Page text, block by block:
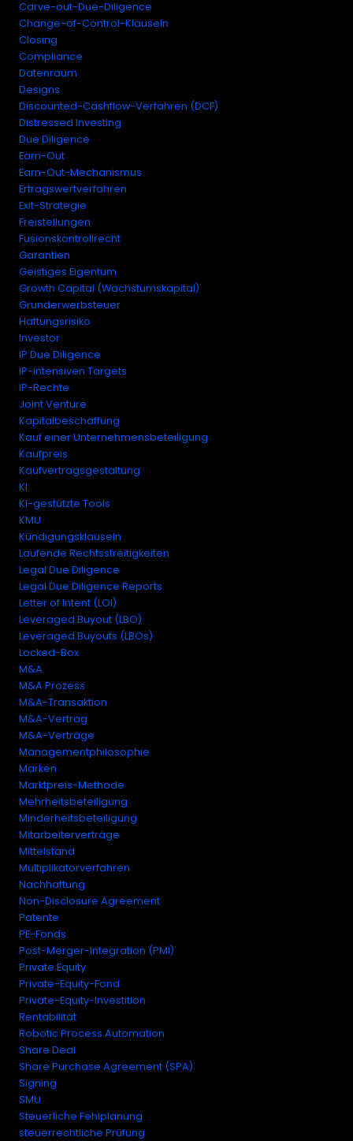
Carve-out-Due-Diligence
Change-of-Control-Klauseln
Closing
Compliance
Datenraum
Designs
Discounted-Cashflow-Verfahren (DCF)
Distressed Investing
Due Diligence
Earn-Out
Earn-Out-Mechanismus
Ertragswertverfahren
Exit-Strategie
Freistellungen
Fusionskontrollrecht
Garantien
Geistiges Eigentum
Growth Capital (Wachstumskapital)
Grunderwerbsteuer
Haftungsrisiko
Investor
IP Due Diligence
IP-intensiven Targets
IP-Rechte
Joint Venture
Kapitalbeschaffung
Kauf einer Unternehmensbeteiligung
Kaufpreis
Kaufvertragsgestaltung
KI
KI-gestützte Tools
KMU
Kündigungsklauseln
Laufende Rechtsstreitigkeiten
Legal Due Diligence
Legal Due Diligence Reports
Letter of Intent (LOI)
Leveraged Buyout (LBO)
Leveraged Buyouts (LBOs)
Locked-Box
M&A
M&A Prozess
M&A-Transaktion
M&A-Vertrag
M&A-Verträge
Managementphilosophie
Marken
Marktpreis-Methode
Mehrheitsbeteiligung
Minderheitsbeteiligung
Mitarbeiterverträge
Mittelstand
Multiplikatorverfahren
Nachhaftung
Non-Disclosure Agreement
Patente
PE-Fonds
Post-Merger-Integration (PMI)
Private Equity
Private-Equity-Fond
Private-Equity-Investition
Rentabilität
Robotic Process Automation
Share Deal
Share Purchase Agreement (SPA)
Signing
SMU
Steuerliche Fehlplanung
steuerrechtliche Prüfung